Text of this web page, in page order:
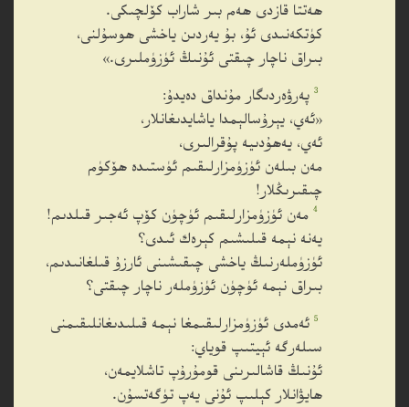
ھەتتا قازدى ھەم بىر شاراب كۆلچىكى.
كۈتكەنىدى ئۇ، بۇ يەردىن ياخشى ھوسۇلنى،
بىراق ناچار چىقتى ئۇنىڭ ئۈزۈملىرى.»
3 پەرۋەردىگار مۇنداق دەيدۇ:
«ئەي، يېرۇسالېمدا ياشايدىغانلار،
ئەي، يەھۇدىيە پۇقرالىرى،
مەن بىلەن ئۈزۈمزارلىقىم ئۈستىدە ھۆكۈم
چىقىرىڭلار!
4 مەن ئۈزۈمزارلىقىم ئۈچۈن كۆپ ئەجىر قىلدىم!
يەنە نېمە قىلىشىم كېرەك ئىدى؟
ئۈزۈملەرنىڭ ياخشى چىقىشىنى ئارزۇ قىلغانىدىم،
بىراق نېمە ئۈچۈن ئۈزۈملەر ناچار چىقتى؟
5 ئەمدى ئۈزۈمزارلىقىمغا نېمە قىلىدىغانلىقىمنى
سىلەرگە ئېيتىپ قوياي:
ئۇنىڭ قاشالىرىنى قومۇرۇپ تاشلايمەن،
ھايۋانلار كېلىپ ئۇنى يەپ تۈگەتسۇن.